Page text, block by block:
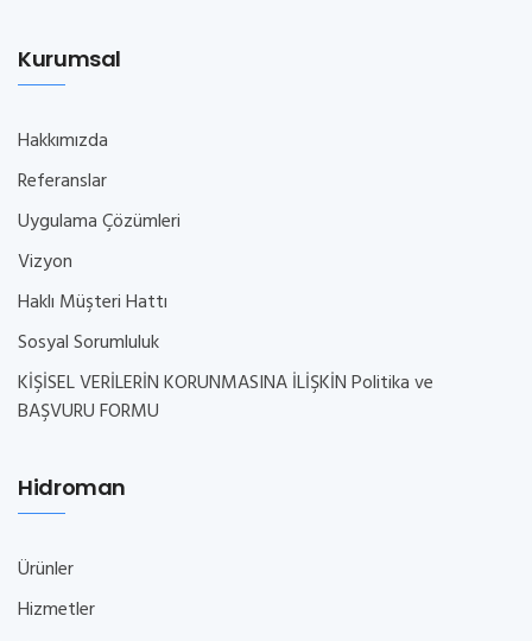
Kurumsal
Hakkımızda
Referanslar
Uygulama Çözümleri
Vizyon
Haklı Müşteri Hattı
Sosyal Sorumluluk
KİŞİSEL VERİLERİN KORUNMASINA İLİŞKİN Politika ve
BAŞVURU FORMU
Hidroman
Ürünler
Hizmetler